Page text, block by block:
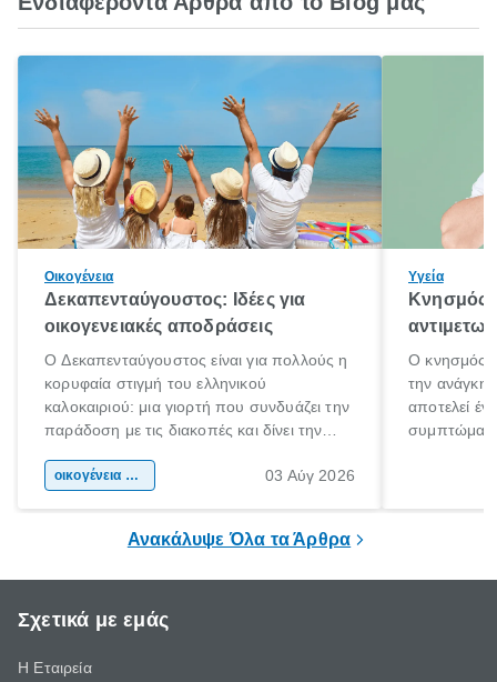
Οικογένεια
Δεκαπενταύγουστος: Ιδέες για
οικογενειακές αποδράσεις
Ο Δεκαπενταύγουστος είναι για πολλούς η
κορυφαία στιγμή του ελληνικού
καλοκαιριού: μια γιορτή που συνδυάζει την
παράδοση με τις διακοπές και δίνει την
χώρας. Είτε πρόκειται για λίγες μέρες
οικογένεια & παιδί 03 Αύγ 2026
Υγεία
Κνησμός:
Ο κνησμός
την ανάγκη
αποτελεί
Ανακάλυψε Όλα τα Άρθρα
Σχετικά με εμάς
Η Εταιρεία